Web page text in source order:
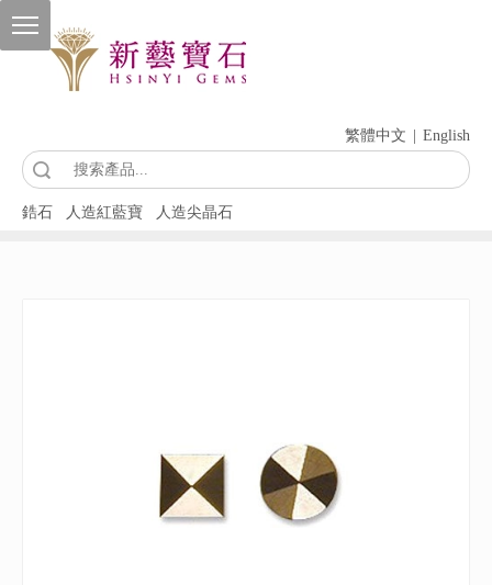
繁體中文 English
鋯石 人造紅藍寶 人造尖晶石